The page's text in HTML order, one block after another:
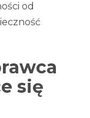
od
się